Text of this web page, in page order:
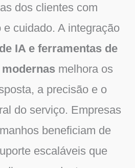
dos clientes com
cuidado. A integração
IA e ferramentas de
melhora os
a precisão e o
do serviço. Empresas
beneficiam de
escaláveis que